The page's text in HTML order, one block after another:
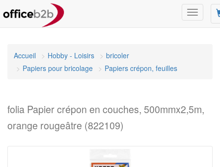
Changer
mode
Accueil
Hobby - Loisirs
bricoler
Papiers pour bricolage
Papiers crépon, feuilles
folia Papier crépon en couches, 500mmx2,5m,
orange rougeâtre (822109)